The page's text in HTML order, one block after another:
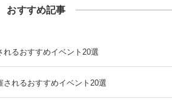
おすすめ記事
れるおすすめイベント20選
されるおすすめイベント20選